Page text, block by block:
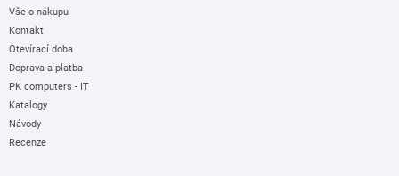
Vše o nákupu
Kontakt
Otevírací doba
Doprava a platba
PK computers - IT
Katalogy
Návody
Recenze